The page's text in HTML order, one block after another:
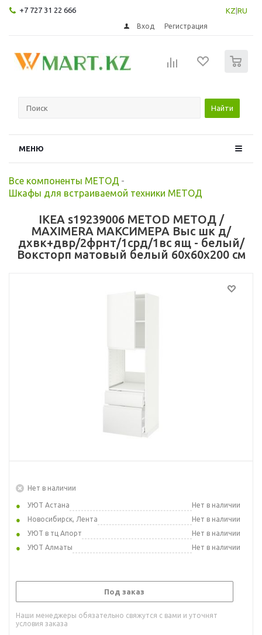
+7 727 31 22 666 KZ RU
Вход Регистрация
Найти
МЕНЮ
Все компоненты МЕТОД -
Шкафы для встраиваемой техники МЕТОД
IKEA s19239006 METOD МЕТОД /
MAXIMERA МАКСИМЕРА Выс шк д/
дхвк+двр/2фрнт/1срд/1вс ящ - белый/
Воксторп матовый белый 60x60x200 см
Нет в наличии
УЮТ Астана
Нет в наличии
Новосибирск, Лента
Нет в наличии
УЮТ в тц Апорт
Нет в наличии
УЮТ Алматы
Нет в наличии
Под заказ
Наши менеджеры обязательно свяжутся с вами и уточнят
условия заказа